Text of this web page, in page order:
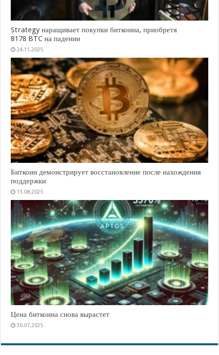
Strategy наращивает покупки биткоина, приобретя
8178 BTC на падении
24.11.2025
Биткоин демонстрирует восстановление после нахождения
поддержки
13.08.2025
Цена биткоина снова вырастет
30.07.2025